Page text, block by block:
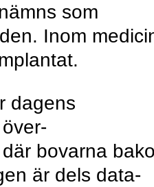
som
Inom
dagens
över­
bovarna
är dels data­